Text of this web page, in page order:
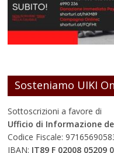
Sosteniamo UIKI
Sottoscrizioni a favore di
Ufficio di Informazione
Codice Fiscale:
IBAN: IT89 F 02008 05209